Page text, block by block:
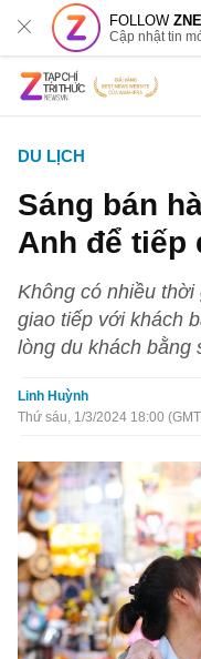
FOLLOW
Cập nhật tin
DU LỊCH
Sáng bán
Anh để tiếp
Không có nhiều
giao tiếp với khách
lòng du khách bằng
Linh Huỳnh
Thứ sáu, 1/3/2024 18:00